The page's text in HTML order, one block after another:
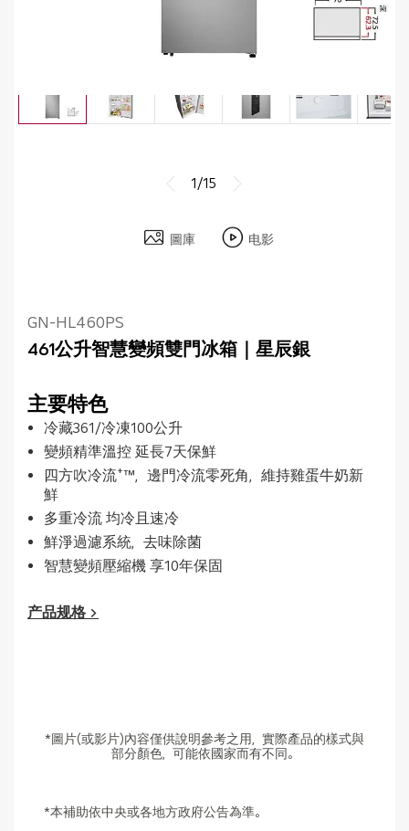
1/15
圖庫 电影
GN-HL460PS
461公升智慧變頻雙門冰箱｜星辰銀
主要特色
冷藏361/冷凍100公升
變頻精準溫控 延長7天保鮮
四方吹冷流⁺™，邊門冷流零死角，維持雞蛋牛奶新
鮮
多重冷流 均冷且速冷
鮮淨過濾系統，去味除菌
智慧變頻壓縮機 享10年保固
产品规格 >
*圖片(或影片)內容僅供說明參考之用，實際產品的樣式與
部分顏色，可能依國家而有不同。
*本補助依中央或各地方政府公告為準。